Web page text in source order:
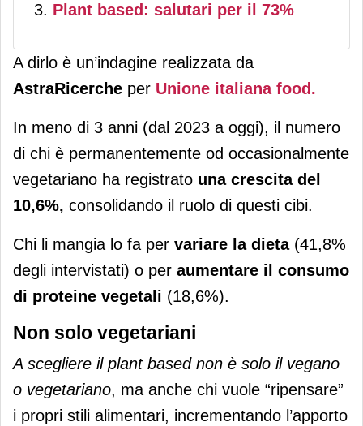
Plant based: salutari per il 73%
A dirlo è un’indagine realizzata da
AstraRicerche per Unione italiana food.
In meno di 3 anni (dal 2023 a oggi), il numero
di chi è permanentemente od occasionalmente
vegetariano ha registrato una crescita del
10,6%, consolidando il ruolo di questi cibi.
Chi li mangia lo fa per variare la dieta(41,8%
degli intervistati) o per aumentare il consumo
di proteine vegetali (18,6%).
Non solo vegetariani
A scegliere il plant based non è solo il vegano
o vegetariano, ma anche chi vuole “ripensare”
i propri stili alimentari, incrementando l’apporto